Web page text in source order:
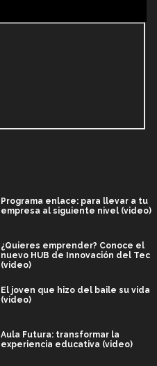
Programa enlace: para llevar a tu
empresa al siguiente nivel (video)
¿Quieres emprender? Conoce el
nuevo HUB de Innovación del Tec
(video)
El joven que hizo del baile su vida
(video)
Aula Futura: transformar la
experiencia educativa (video)